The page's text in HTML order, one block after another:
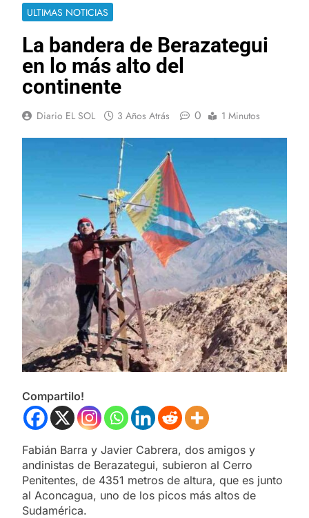
ULTIMAS NOTICIAS
La bandera de Berazategui
en lo más alto del
continente
Diario EL SOL 3 Años Atrás 0 1 Minutos
Compartilo!
Fabián Barra y Javier Cabrera, dos amigos y
andinistas de Berazategui, subieron al Cerro
Penitentes, de 4351 metros de altura, que es junto
al Aconcagua, uno de los picos más altos de
Sudamérica.